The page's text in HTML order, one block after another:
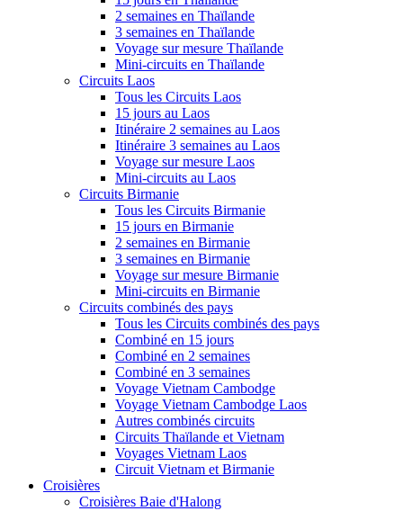
2 semaines en Thaïlande
3 semaines en Thaïlande
Voyage sur mesure Thaïlande
Mini-circuits en Thaïlande
Circuits Laos
Tous les Circuits Laos
15 jours au Laos
Itinéraire 2 semaines au Laos
Itinéraire 3 semaines au Laos
Voyage sur mesure Laos
Mini-circuits au Laos
Circuits Birmanie
Tous les Circuits Birmanie
15 jours en Birmanie
2 semaines en Birmanie
3 semaines en Birmanie
Voyage sur mesure Birmanie
Mini-circuits en Birmanie
Circuits combinés des pays
Tous les Circuits combinés des pays
Combiné en 15 jours
Combiné en 2 semaines
Combiné en 3 semaines
Voyage Vietnam Cambodge
Voyage Vietnam Cambodge Laos
Autres combinés circuits
Circuits Thaïlande et Vietnam
Voyages Vietnam Laos
Circuit Vietnam et Birmanie
Croisières
Croisières Baie d'Halong